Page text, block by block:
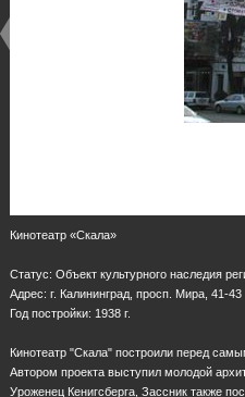
Кинотеатр «Скала»
Cтатус: Объект культурного наследия
Адрес: г. Калининград, просп. Мира, 41-43
Год постройки: 1938 г.
Кинотеатр "Скала" построили перед
Автором проекта выступил молодой
Уроженец Кенигсберга, Зассник также